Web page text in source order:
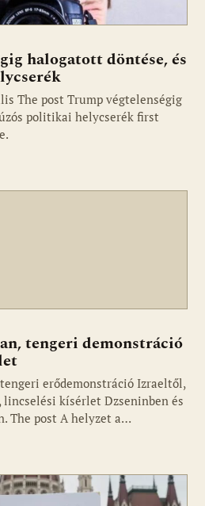
halogatott döntése, és
The post Trump végtelenségig
politikai helycserék first
tengeri demonstráció
erődemonstráció Izraeltől,
lincselési kísérlet Dzseninben és
The post A helyzet a…